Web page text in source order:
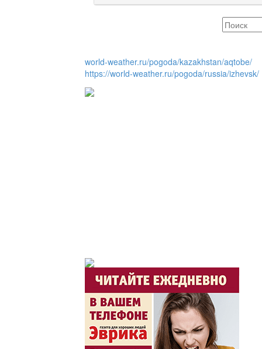
world-weather.ru/pogoda/kazakhstan/aqtobe/
https://world-weather.ru/pogoda/russia/izhevsk/